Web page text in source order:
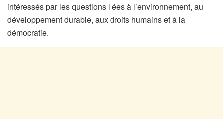
intéressés par les questions liées à l’environnement, au
développement durable, aux droits humains et à la
démocratie.